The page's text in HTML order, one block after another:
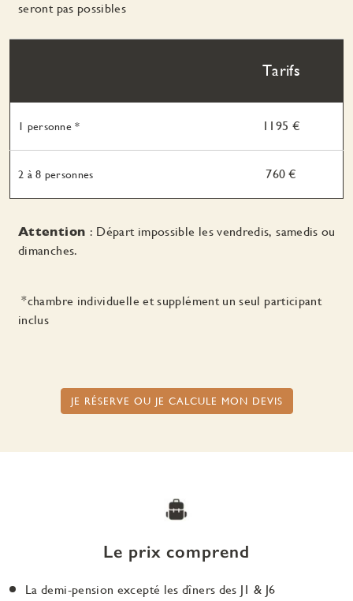
seront pas possibles
Tarifs
1 personne * 1195 €
2 à 8 personnes 760 €
Attention : Départ impossible les vendredis, samedis ou
dimanches.
*chambre individuelle et supplément un seul participant
inclus
JE RÉSERVE OU JE CALCULE MON DEVIS
Le prix comprend
La demi-pension excepté les dîners des J1 & J6